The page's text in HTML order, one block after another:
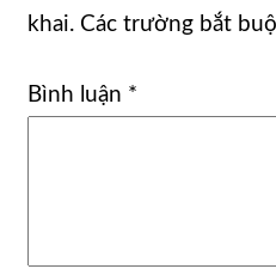
khai. Các trường bắt
Bình luận *